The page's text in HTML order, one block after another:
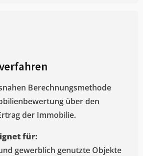
Berechnungsmethode
über den
der Immobilie.
für:
gewerblich genutzte Objekte